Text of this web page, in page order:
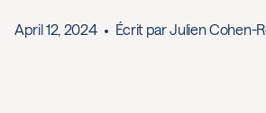
April 12, 2024 Écrit parJulien Cohen-